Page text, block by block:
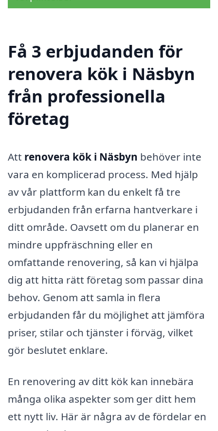
Få 3 erbjudanden för
renovera kök i Näsbyn
från professionella
företag
Att renovera kök i Näsbyn behöver inte
vara en komplicerad process. Med hjälp
av vår plattform kan du enkelt få tre
erbjudanden från erfarna hantverkare i
ditt område. Oavsett om du planerar en
mindre uppfräschning eller en
omfattande renovering, så kan vi hjälpa
dig att hitta rätt företag som passar dina
behov. Genom att samla in flera
erbjudanden får du möjlighet att jämföra
priser, stilar och tjänster i förväg, vilket
gör beslutet enklare.
En renovering av ditt kök kan innebära
många olika aspekter som ger ditt hem
ett nytt liv. Här är några av de fördelar en